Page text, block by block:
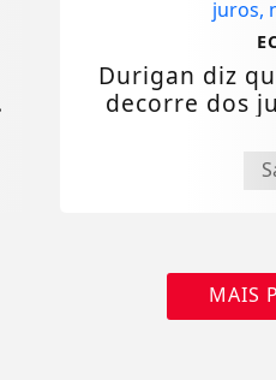
Durigan diz
decorre dos
MAIS